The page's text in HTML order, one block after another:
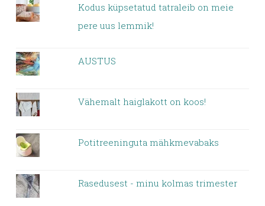
Kodus küpsetatud tatraleib on meie
pere uus lemmik!
AUSTUS
Vähemalt haiglakott on koos!
Potitreeninguta mähkmevabaks
Rasedusest - minu kolmas trimester